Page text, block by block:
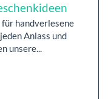
handverlesene
Anlass und
unsere...